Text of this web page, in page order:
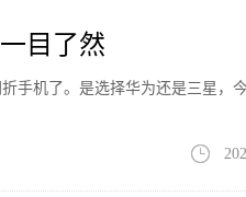
目了然
手机了。是选择华为还是三星，今